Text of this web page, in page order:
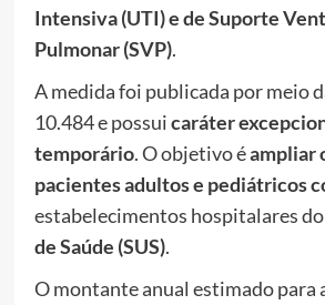
Intensiva (UTI) e de Suporte
Pulmonar (SVP).
A medida foi publicada por meio
10.484 e possuicaráter
temporário. O objetivo éampliar
pacientes adultos e pediátricos
estabelecimentos hospitalares do
de Saúde (SUS).
O montante anual estimado para